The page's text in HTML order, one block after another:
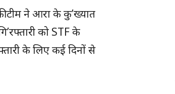
टीम ने आरा के कु’ख्यात
को STF के
के लिए कई दिनों से